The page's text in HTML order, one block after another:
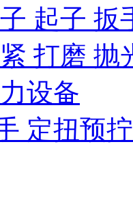
起子 扳
打磨 抛
设备
定扭预